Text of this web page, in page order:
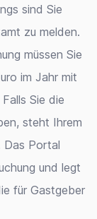
sind Sie
zu melden.
müssen Sie
im Jahr mit
Sie die
steht Ihrem
Das Portal
und legt
für Gastgeber